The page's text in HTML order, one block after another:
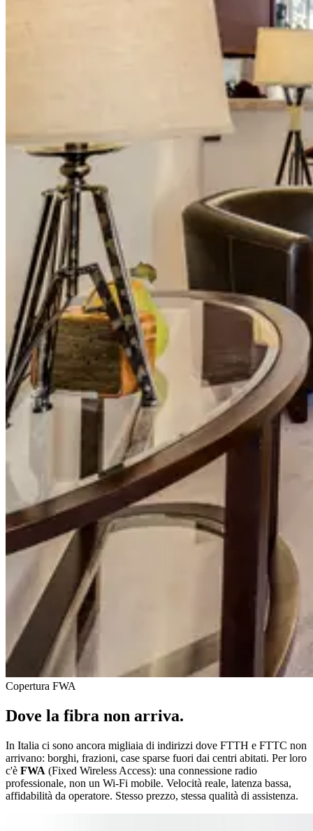
Copertura FWA
Dove la fibra non arriva.
In Italia ci sono ancora migliaia di indirizzi dove FTTH e FTTC non
arrivano: borghi, frazioni, case sparse fuori dai centri abitati. Per loro
c'è FWA (Fixed Wireless Access): una connessione radio
professionale, non un Wi-Fi mobile. Velocità reale, latenza bassa,
affidabilità da operatore. Stesso prezzo, stessa qualità di assistenza.